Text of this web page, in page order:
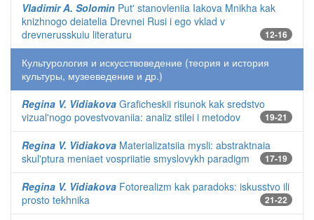
Vladimir A. Solomin Put' stanovleniia Iakova Mnikha kak
knizhnogo deiatelia Drevnei Rusi i ego vklad v
drevnerusskuiu literaturu
12-16
Культурология и искусствоведение (теория и история
культуры, музееведение и др.)
Regina V. Vidiakova Graficheskii risunok kak sredstvo
vizual'nogo povestvovaniia: analiz stilei i metodov
19-21
Regina V. Vidiakova Materializatsiia mysli: abstraktnaia
skul'ptura meniaet vospriiatie smyslovykh paradigm
17-19
Regina V. Vidiakova Fotorealizm kak paradoks: iskusstvo ili
prosto tekhnika
21-22